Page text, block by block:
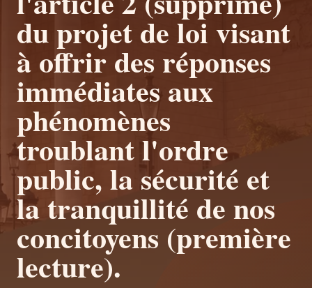
du projet de loi visant
à offrir des réponses
immédiates aux
phénomènes
troublant l'ordre
public, la sécurité et
la tranquillité de nos
concitoyens (première
lecture).